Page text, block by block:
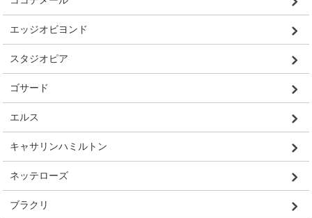
エッジオビヨンド
スタジオピア
ゴサード
エルス
キャサリンハミルトン
ネッテローズ
ブラクリ